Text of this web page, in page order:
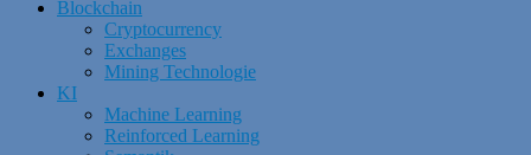
Blockchain
Cryptocurrency
Exchanges
Mining Technologie
KI
Machine Learning
Reinforced Learning